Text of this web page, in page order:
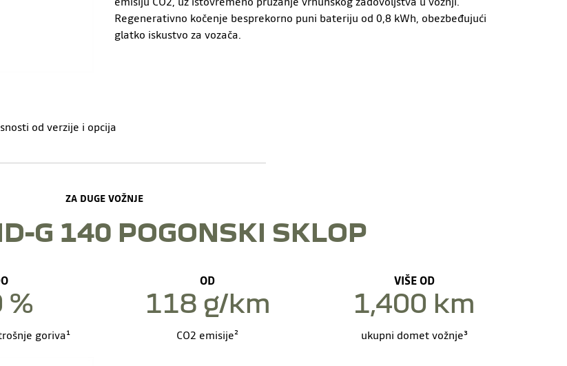
Regenerativno kočenje besprekorno puni bateriju od 0,8 kWh, obezbeđujući
glatko iskustvo za vozača.
od verzije i opcija
ZA DUGE VOŽNJE
G 140 POGONSKI SKLOP
%
goriva¹
OD
118 g/km
CO2 emisije²
VIŠE OD
1,400 km
ukupni domet vožnje³